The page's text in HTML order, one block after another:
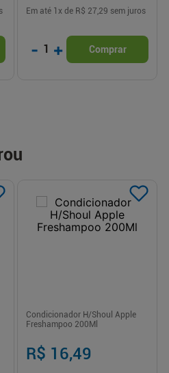
Em até 1 x de R$ 27,29 sem juros
- 1 + Comprar
Condicionador H/Shoul Apple
Freshampoo 200Ml
R$ 16,49